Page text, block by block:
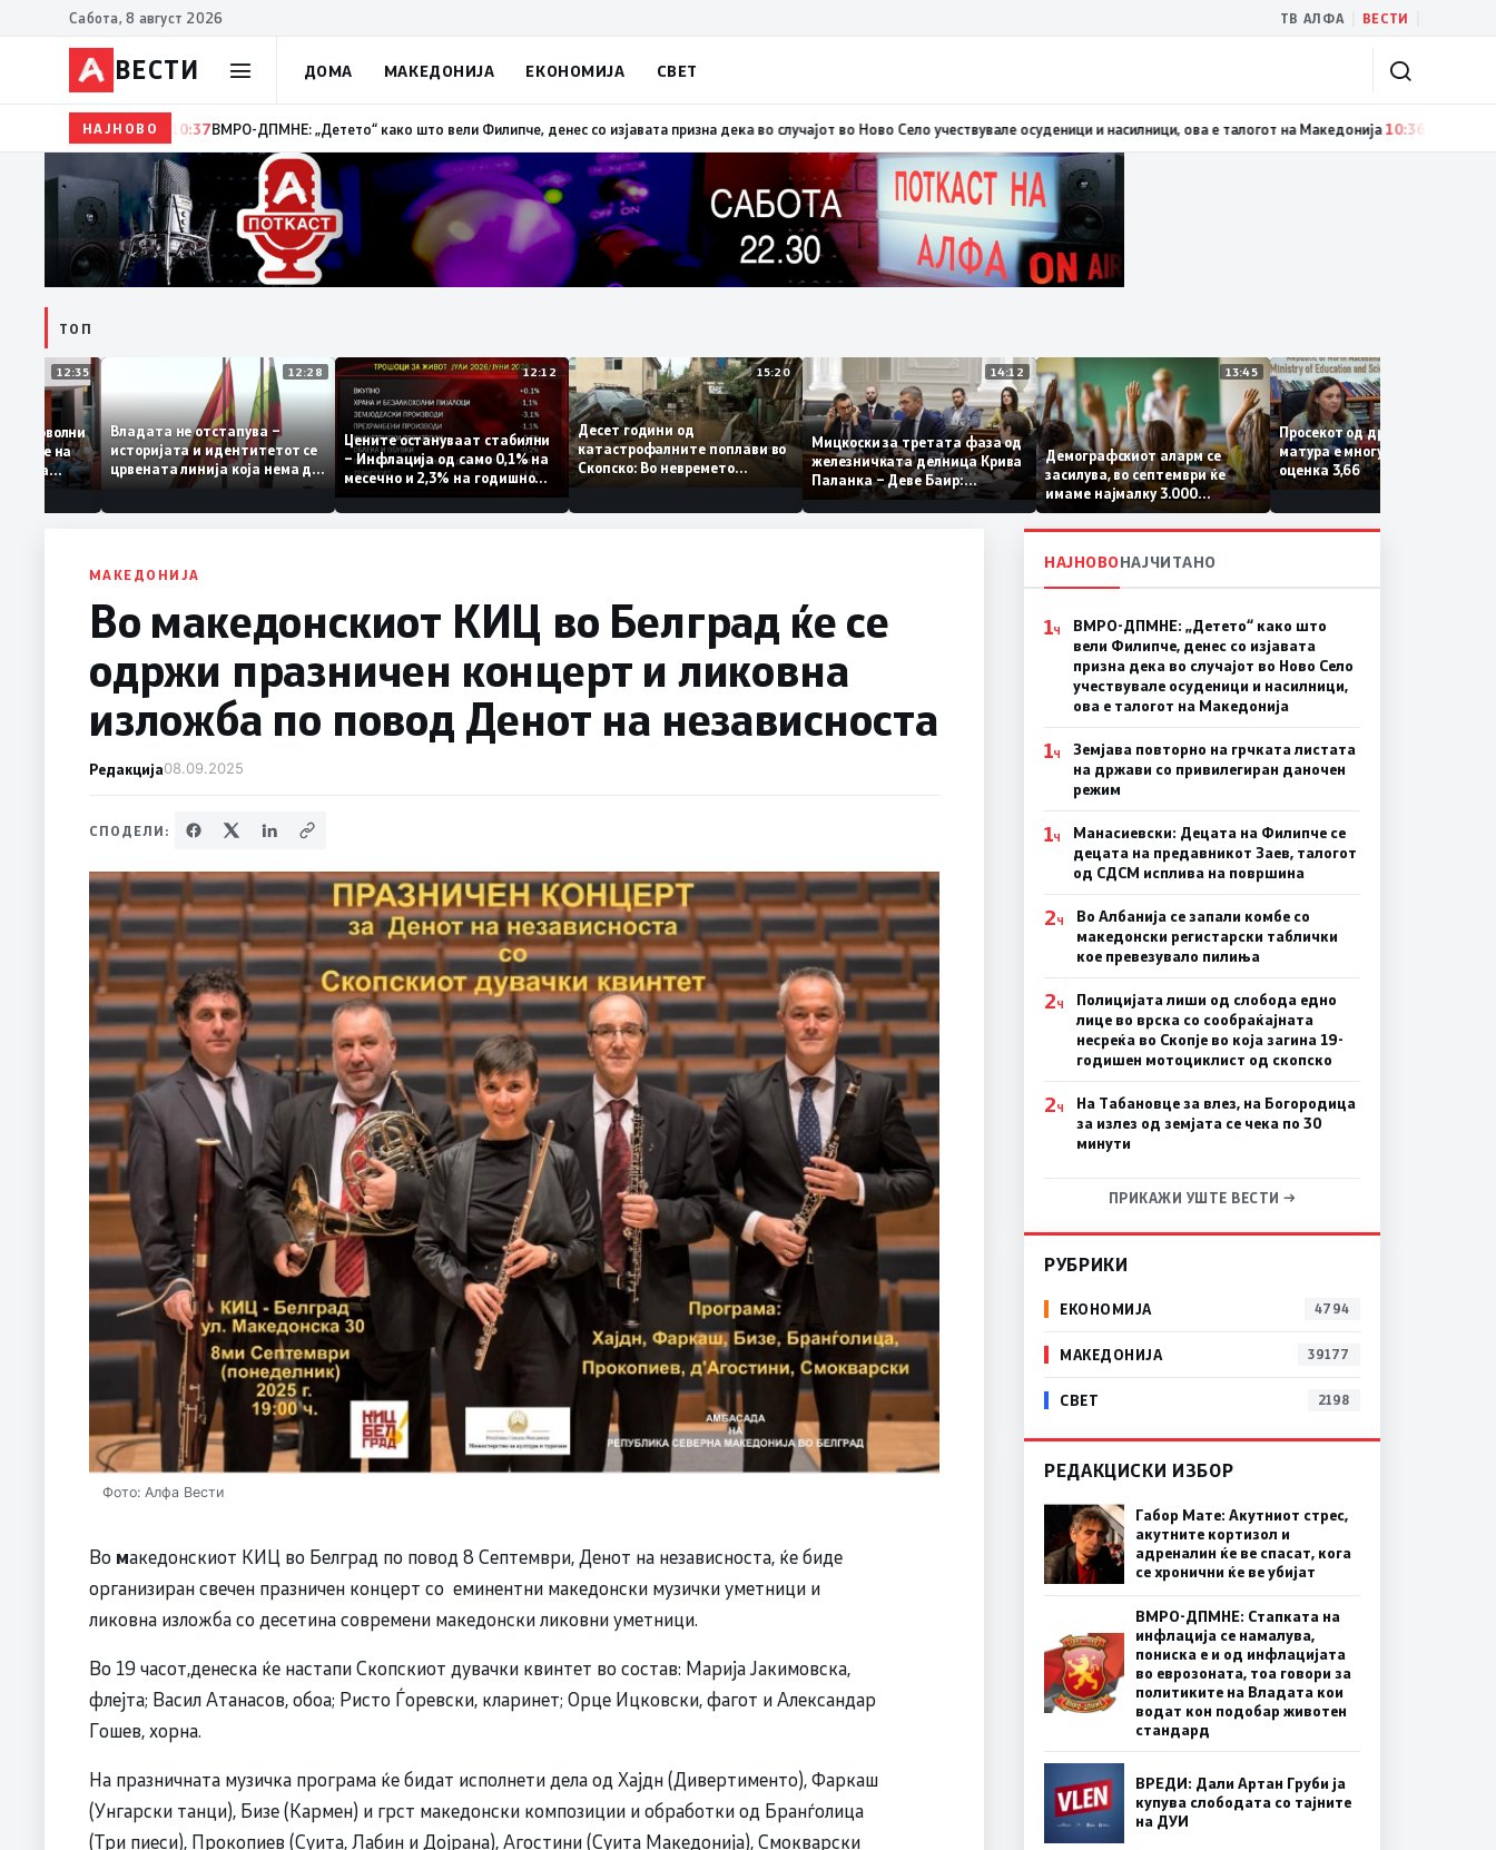
Сабота, 8 август 2026 ТВ АЛФА ВЕСТИ
ВЕСТИ ДОМА МАКЕДОНИЈА ЕКОНОМИЈА СВЕТ
НАЈНОВО
10:37 ВМРО-ДПМНЕ: „Детето“ како што вели Филипче, денес со изјавата призна дека во случајот во Ново Село учествувале осуденици и насилници, ова е талогот на Македонија10:36Земјава
ТОП
12:35
се задоволни
на
12:28
Владата не отстапува –
историјата и идентитетот се
црвената линија која нема да
се погази
12:12
Цените остануваат стабилни
– Инфлација од само 0,1% на
месечно и 2,3% на годишно
ниво
15:20
Десет години од
катастрофалните поплави во
Скопско: Во невремето
14:12
Мицкоски за третата фаза од
железничката делница Крива
Паланка – Деве Баир:
Проектот нема да заврши на
половина тунел во слепа
13:45
Демографскиот аларм се
засилува, во септември ќе
имаме најмалку 3.000
првачиња помалку
Просекот од државната
матура е многу добар со
оценка 3,66
МАКЕДОНИЈА
Во македонскиот КИЦ во Белград ќе се
одржи празничен концерт и ликовна
изложба по повод Денот на независноста
Редакција08.09.2025
СПОДЕЛИ:
Фото: Алфа Вести
Во македонскиот КИЦ во Белград по повод 8 Септември, Денот на независноста, ќе биде
организиран свечен празничен концерт со еминентни македонски музички уметници и
ликовна изложба со десетина современи македонски ликовни уметници.
Во 19 часот,денеска ќе настапи Скопскиот дувачки квинтет во состав: Марија Јакимовска,
флејта; Васил Атанасов, обоа; Ристо Ѓоревски, кларинет; Орце Ицковски, фагот и Александар
Гошев, хорна.
На празничната музичка програма ќе бидат исполнети дела од Хајдн (Дивертименто), Фаркаш
(Унгарски танци), Бизе (Кармен) и грст македонски композиции и обработки од Бранѓолица
(Три пиеси), Прокопиев (Суита, Лабин и Дојрана), Агостини (Суита Македонија), Смокварски
НАЈНОВОНАЈЧИТАНО
1Ч
ВМРО-ДПМНЕ: „Детето“ како што
вели Филипче, денес со изјавата
призна дека во случајот во Ново Село
учествувале осуденици и насилници,
ова е талогот на Македонија
1Ч
Земјава повторно на грчката листата
на држави со привилегиран даночен
режим
1Ч
Манасиевски: Децата на Филипче се
децата на предавникот Заев, талогот
од СДСМ исплива на површина
2Ч
Во Албанија се запали комбе со
македонски регистарски таблички
кое превезувало пилиња
2Ч
Полицијата лиши од слобода едно
лице во врска со сообраќајната
несреќа во Скопје во која загина 19-
годишен мотоциклист од скопско
2Ч
На Табановце за влез, на Богородица
за излез од земјата се чека по 30
минути
ПРИКАЖИ УШТЕ ВЕСТИ →
РУБРИКИ
ЕКОНОМИЈА 4794
МАКЕДОНИЈА 39177
СВЕТ 2198
РЕДАКЦИСКИ ИЗБОР
Габор Мате: Акутниот стрес,
акутните кортизол и
адреналин ќе ве спасат, кога
се хронични ќе ве убијат
ВМРО-ДПМНЕ: Стапката на
инфлација се намалува,
пониска е и од инфлацијата
во еврозоната, тоа говори за
политиките на Владата кои
водат кон подобар животен
стандард
ВРЕДИ: Дали Артан Груби ја
купува слободата со тајните
на ДУИ